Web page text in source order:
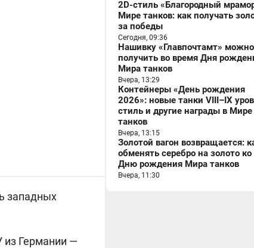
западных
из Германии —
2D-стиль «Благородный
Мире танков: как получать
за победы
Сегодня, 09:36
Нашивку «Главпочтамт» можно
получить во время Дня
Мира танков
Вчера, 13:29
Контейнеры «День рождения
2026»: новые танки VIII–IX
стиль и другие награды в Мире
танков
Вчера, 13:15
Золотой вагон возвращается:
обменять серебро на золото ко
Дню рождения Мира танков
Вчера, 11:30